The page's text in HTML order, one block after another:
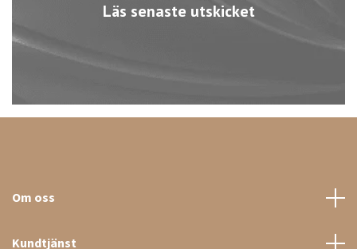
Läs senaste utskicket
Om oss
Kundtjänst